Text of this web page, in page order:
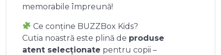
memorabile împreună!
Ce conține BUZZBox Kids?
Cutia noastră este plină de produse
atent selecționate pentru copii –